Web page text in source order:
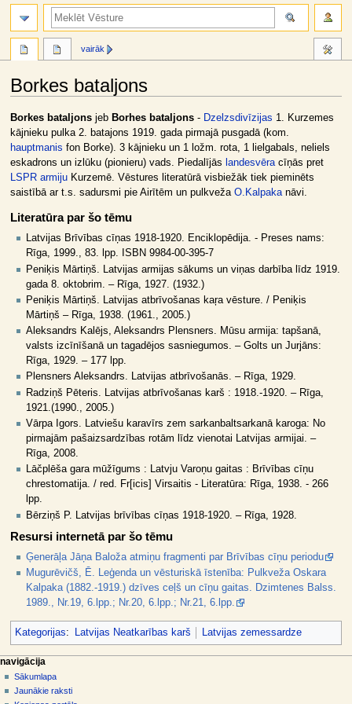
Borkes bataljons
Jump
to
navigation
Jump
to
search
Borkes bataljonsjeb Borhes bataljons- Dzelzsdivīzijas 1. Kurzemes
kājnieku pulka 2. batajons 1919. gada pirmajā pusgadā (kom.
hauptmanis fon Borke). 3 kājnieku un 1 ložm. rota, 1 lielgabals, neliels
eskadrons un izlūku (pionieru) vads. Piedalījās landesvēracīņās pret
LSPR armijuKurzemē. Vēstures literatūrā visbiežāk tiek pieminēts
saistībā ar t.s. sadursmi pie Airītēm un pulkveža O.Kalpakanāvi.
Literatūra par šo tēmu
Latvijas Brīvības cīņas 1918-1920. Enciklopēdija. - Preses nams:
Rīga, 1999., 83. lpp. ISBN 9984-00-395-7
Peniķis Mārtiņš. Latvijas armijas sākums un viņas darbība līdz 1919.
gada 8. oktobrim. – Rīga, 1927. (1932.)
Peniķis Mārtiņš. Latvijas atbrīvošanas kaŗa vēsture. / Peniķis
Mārtiņš – Rīga, 1938. (1961., 2005.)
Aleksandrs Kalējs, Aleksandrs Plensners. Mūsu armija: tapšanā,
valsts izcīnīšanā un tagadējos sasniegumos. – Golts un Jurjāns:
Rīga, 1929. – 177 lpp.
Plensners Aleksandrs. Latvijas atbrīvošanās. – Rīga, 1929.
Radziņš Pēteris. Latvijas atbrīvošanas karš : 1918.-1920. – Rīga,
1921.(1990., 2005.)
Vārpa Igors. Latviešu karavīrs zem sarkanbaltsarkanā karoga: No
pirmajām pašaizsardzības rotām līdz vienotai Latvijas armijai. –
Rīga, 2008.
Lāčplēša gara mūžīgums : Latvju Varoņu gaitas : Brīvības cīņu
chrestomatija. / red. Fr[icis] Virsaitis - Literatūra: Rīga, 1938. - 266
lpp.
Bērziņš P. Latvijas brīvības cīņas 1918-1920. – Rīga, 1928.
Resursi internetā par šo tēmu
Ģenerāļa Jāņa Baloža atmiņu fragmenti par Brīvības cīņu periodu
Mugurēvičš, Ē. Leģenda un vēsturiskā īstenība: Pulkveža Oskara
Kalpaka (1882.-1919.) dzīves ceļš un cīņu gaitas. Dzimtenes Balss.
1989., Nr.19, 6.lpp.; Nr.20, 6.lpp.; Nr.21, 6.lpp.
Kategorijas: Latvijas Neatkarības karš Latvijas zemessardze
N
a
v
lapas darbības
raksts
diskusija
vairāk
dalībnieka rīki
pieslēgties
navigācija
Sākumlapa
Jaunākie raksti
meklēt